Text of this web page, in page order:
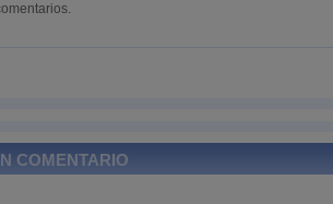
COMENTARIO